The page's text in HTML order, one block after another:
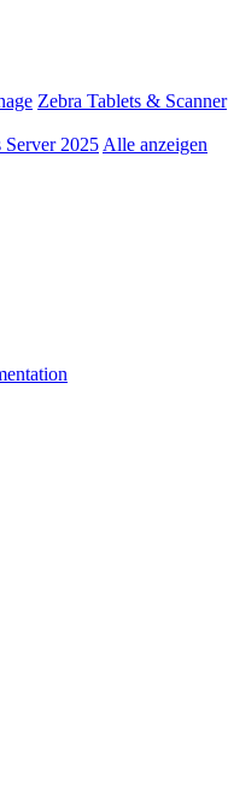
Zebra Tablets & Scanner
2025 Alle anzeigen